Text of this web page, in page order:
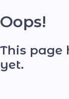
Oops!
This page
yet.